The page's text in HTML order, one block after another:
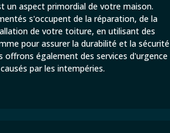
un aspect primordial de votre maison.
s'occupent de la réparation, de la
de votre toiture, en utilisant des
pour assurer la durabilité et la sécurité
offrons également des services d'urgence
par les intempéries.